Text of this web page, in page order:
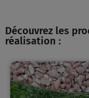
Découvrez les
réalisation :